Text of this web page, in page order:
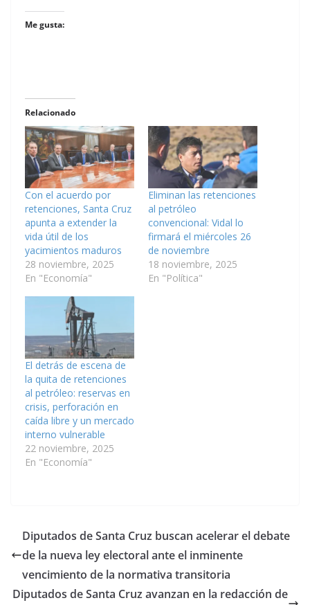
Me gusta:
Relacionado
Con el acuerdo por
retenciones, Santa Cruz
apunta a extender la
vida útil de los
yacimientos maduros
28 noviembre, 2025
En "Economía"
Eliminan las retenciones
al petróleo
convencional: Vidal lo
firmará el miércoles 26
de noviembre
18 noviembre, 2025
En "Política"
El detrás de escena de
la quita de retenciones
al petróleo: reservas en
crisis, perforación en
caída libre y un mercado
interno vulnerable
22 noviembre, 2025
En "Economía"
Diputados de Santa Cruz buscan acelerar el debate
de la nueva ley electoral ante el inminente
vencimiento de la normativa transitoria
Diputados de Santa Cruz avanzan en la redacción de